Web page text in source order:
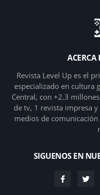
ACERCA
Revista Level Up es el
especializado en cultura
Central, con +2.3
de tv, 1 revista impresa
medios de
SIGUENOS EN